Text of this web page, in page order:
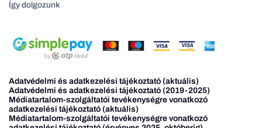
Így dolgozunk
Adatvédelmi és adatkezelési tájékoztató (aktuális)
Adatvédelmi és adatkezelési tájékoztató (2019-2025)
Médiatartalom-szolgáltatói tevékenységre vonatkozó
adatkezelési tájékoztató (aktuális)
Médiatartalom-szolgáltatói tevékenységre vonatkozó